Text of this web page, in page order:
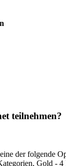
teilnehmen?
der folgende
Gold - 4